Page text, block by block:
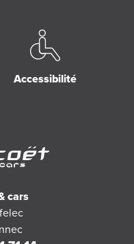
Accessibilité
cars